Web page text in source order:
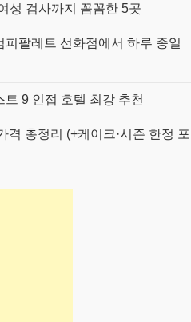
성 검사까지 꼼꼼한 5곳
팔레트 선화점에서 하루 종일
9 인접 호텔 최강 추천
격 총정리 (+케이크·시즌 한정 포